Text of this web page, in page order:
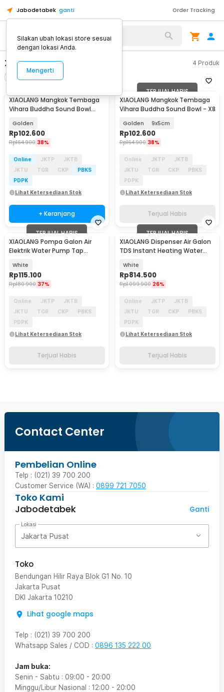
Jabodetabek ganti Order Tracking
Alat Kopi
XIAOLANG 4 Produk
Urutkan
XIAOLANG Mangkok Tembaga
Vihara Buddha Sound Bowl
Golden
Rp102.600
Rp164.900 38%
Online JKTP
JKTB
JKTU
TGR CKP
PBKS
PDPK
Lihat Ketersediaan Stok
+ Keranjang
TERJUAL HABIS
XIAOLANG Mangkok Tembaga
Vihara Buddha Sound Bowl - X8
Golden 9x5cm
Rp102.600
Rp164.900 38%
Online JKTP
JKTB
JKTU
TGR CKP
PBKS
PDPK
Lihat Ketersediaan Stok
Terjual Habis
TERJUAL HABIS
XIAOLANG Pompa Galon Air
Elektrik Water Pump Tap
ZDCSJ07
White
Rp115.100
Rp180.900 37%
Online JKTP
JKTB
JKTU
TGR CKP
PBKS
PDPK
Lihat Ketersediaan Stok
Terjual Habis
TERJUAL HABIS
XIAOLANG Dispenser Air Galon
TDS Instant Heating Water
White
Rp814.500
Rp1.099.900 26%
Online JKTP
JKTB
JKTU
TGR CKP
PBKS
PDPK
Lihat Ketersediaan Stok
Terjual Habis
Contact Center
Pembelian Online
Telp : (021) 39 700 200
Customer Service (WA) : 0899 721 7050
Toko Kami
Jabodetabek
Ganti
Lokasi
Jakarta Pusat
Toko
Bendungan Hilir Raya Blok G1 No. 10
Jakarta Pusat
DKI Jakarta 10210
Lihat google maps
Telp : (021) 39 700 200
Whatsapp Sales / COD : 0896 135 222 00
Jam buka:
Senin - Sabtu : 09:00 - 20:00
Minggu/Libur Nasional : 12:00 - 20:00
Silakan ubah lokasi store sesuai
dengan lokasi Anda.
Mengerti